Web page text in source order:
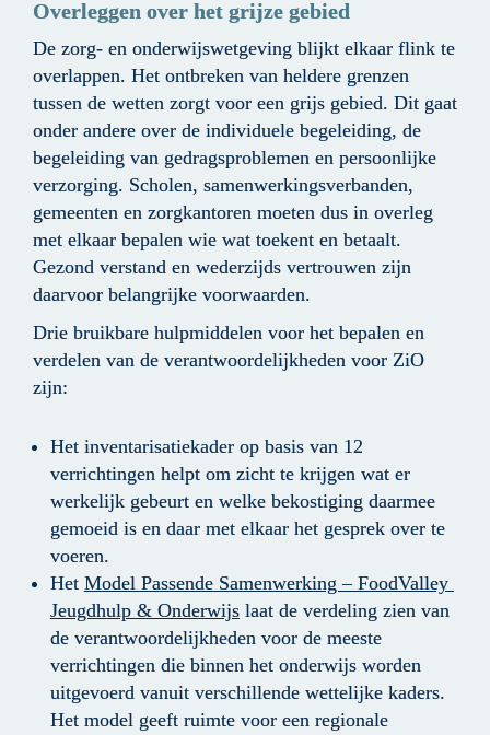
Overleggen over het grijze gebied
De zorg- en onderwijswetgeving blijkt elkaar flink te
overlappen. Het ontbreken van heldere grenzen
tussen de wetten zorgt voor een grijs gebied. Dit gaat
onder andere over de individuele begeleiding, de
begeleiding van gedragsproblemen en persoonlijke
verzorging. Scholen, samenwerkingsverbanden,
gemeenten en zorgkantoren moeten dus in overleg
met elkaar bepalen wie wat toekent en betaalt.
Gezond verstand en wederzijds vertrouwen zijn
Drie bruikbare hulpmiddelen voor het bepalen en
verdelen van de verantwoordelijkheden voor ZiO
zijn:
Het inventarisatiekader op basis van 12
verrichtingen helpt om zicht te krijgen wat er
werkelijk gebeurt en welke bekostiging daarmee
gemoeid is en daar met elkaar het gesprek over te
voeren.
Het Model Passende Samenwerking – FoodValley
Jeugdhulp & Onderwijs laat de verdeling zien van
de verantwoordelijkheden voor de meeste
verrichtingen die binnen het onderwijs worden
uitgevoerd vanuit verschillende wettelijke kaders.
Het model geeft ruimte voor een regionale